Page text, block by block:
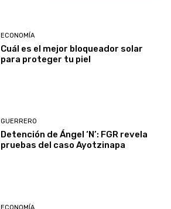
ECONOMÍA
Cuál es el mejor bloqueador solar
para proteger tu piel
GUERRERO
Detención de Ángel ‘N’: FGR revela
pruebas del caso Ayotzinapa
ECONOMÍA